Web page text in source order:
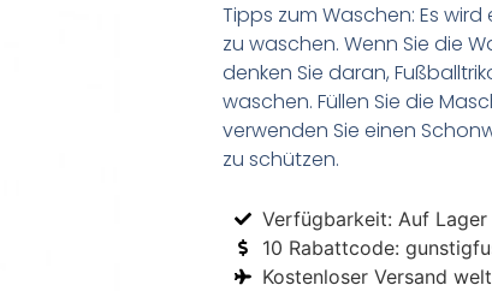
Tipps zum Waschen: Es
zu waschen. Wenn Sie die
denken Sie daran,
waschen. Füllen Sie die
verwenden Sie einen
zu schützen.
Verfügbarkeit: Auf Lager
10 Rabattcode:
Kostenloser Versand